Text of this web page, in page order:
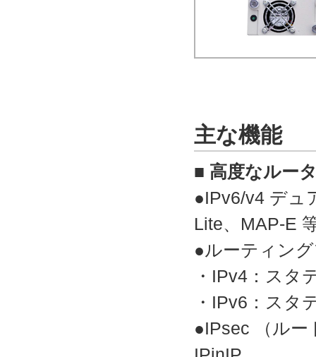
主な機能
■ 高度なルー
●IPv6/v4 デュ
Lite、MAP-E
●ルーティン
・IPv4：スタ
・IPv6：スタ
●IPsec （ルー